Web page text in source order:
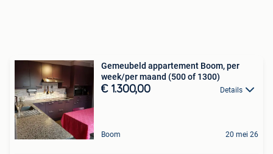
Gemeubeld appartement Boom, per
week/per maand (500 of 1300)
€ 1.300,00 Details
Boom 20 mei 26